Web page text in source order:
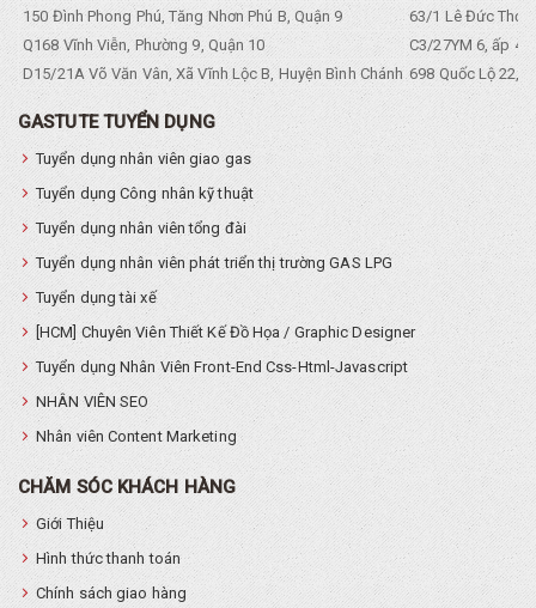
150 Đình Phong Phú, Tăng Nhơn Phú B, Quận 9
63/1 Lê Đức Thọ,
Q168 Vĩnh Viễn, Phường 9, Quận 10
C3/27YM 6, ấp 4,
D15/21A Võ Văn Vân, Xã Vĩnh Lộc B, Huyện Bình Chánh 698 Quốc Lộ 22,
GASTUTE TUYỂN DỤNG
Tuyển dụng nhân viên giao gas
Tuyển dụng Công nhân kỹ thuật
Tuyển dụng nhân viên tổng đài
Tuyển dụng nhân viên phát triển thị trường GAS LPG
Tuyển dụng tài xế
[HCM] Chuyên Viên Thiết Kế Đồ Họa / Graphic Designer
Tuyển dụng Nhân Viên Front-End Css-Html-Javascript
NHÂN VIÊN SEO
Nhân viên Content Marketing
CHĂM SÓC KHÁCH HÀNG
Giới Thiệu
Hình thức thanh toán
Chính sách giao hàng